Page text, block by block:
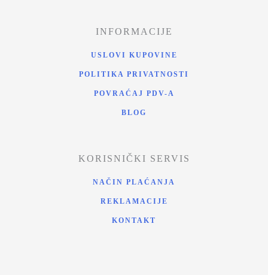
INFORMACIJE
USLOVI KUPOVINE
POLITIKA PRIVATNOSTI
POVRAĆAJ PDV-A
BLOG
KORISNIČKI SERVIS
NAČIN PLAĆANJA
REKLAMACIJE
KONTAKT